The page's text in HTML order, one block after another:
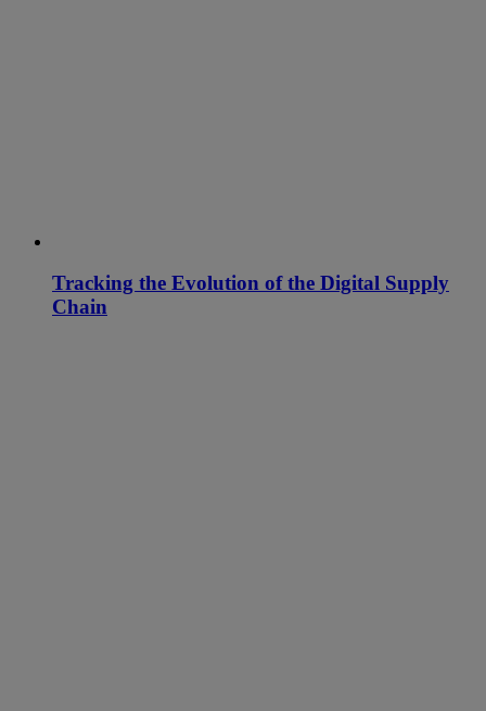
Tracking the Evolution of the Digital Supply
Chain